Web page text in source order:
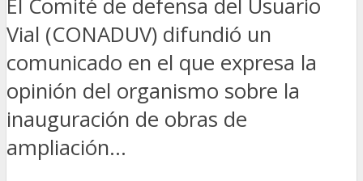
El Comité de defensa del Usuario
Vial (CONADUV) difundió un
comunicado en el que expresa la
opinión del organismo sobre la
inauguración de obras de
ampliación...